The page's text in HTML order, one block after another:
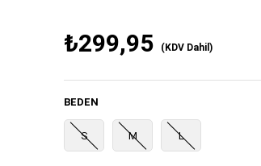
₺299,95 (KDV Dahil)
BEDEN
S M L